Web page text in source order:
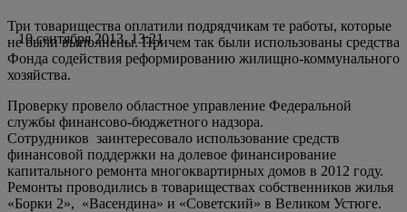
10 сентября 2013, 13:21
Три товарищества оплатили подрядчикам те работы, которые
не были выполнены. Причем так были использованы средства
Фонда содействия реформированию жилищно-коммунального
хозяйства.
Проверку провело областное управление Федеральной
службы финансово-бюджетного надзора.
Сотрудников заинтересовало использование средств
финансовой поддержки на долевое финансирование
капитального ремонта многоквартирных домов в 2012 году.
Ремонты проводились в товариществах собственников жилья
«Борки 2», «Васендина» и «Советский» в Великом Устюге.